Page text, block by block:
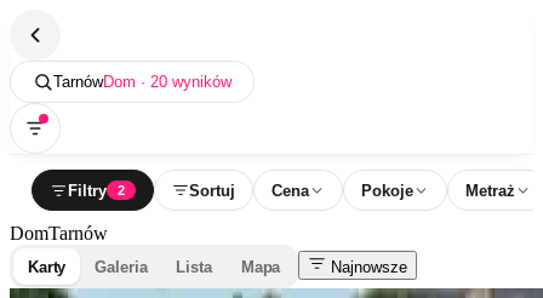
TarnówDom · 20 wyników
Filtry 2 Sortuj Cena Pokoje Metraż
DomTarnów
Karty Galeria Lista Mapa Najnowsze